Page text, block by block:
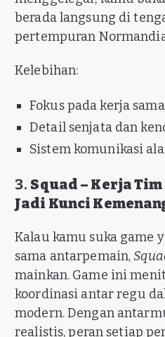
berada langsung di
pertempuran
Kelebihan:
Fokus pada kerja
Detail senjata dan
Sistem komunikasi
3. Squad – Kerja
Jadi Kunci
Kalau kamu suka game
sama antarpemain,
mainkan. Game ini
koordinasi antar regu
modern. Dengan
realistis, peran setiap